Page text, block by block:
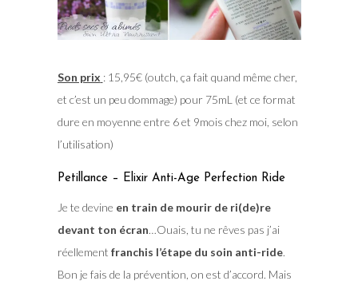
Son prix : 15,95€ (outch, ça fait quand même cher,
et c’est un peu dommage) pour 75mL (et ce format
dure en moyenne entre 6 et 9mois chez moi, selon
l’utilisation)
Petillance – Elixir Anti-Age Perfection Ride
Je te devine en train de mourir de ri(de)re
devant ton écran…Ouais, tu ne rêves pas j’ai
réellement franchis l’étape du soin anti-ride.
Bon je fais de la prévention, on est d’accord. Mais